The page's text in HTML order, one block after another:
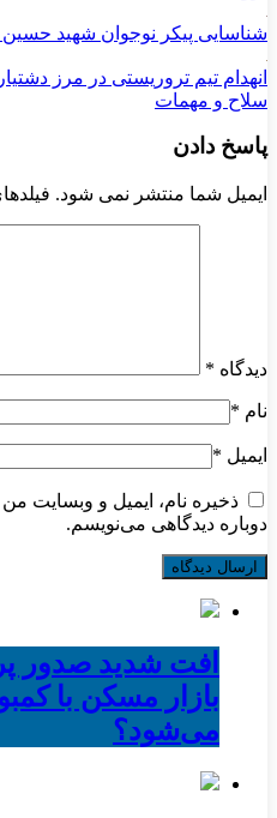
شناسایی پیکر نوجوان شهید حسین
انهدام تیم تروریستی در مرز
سلاح و مهمات
پاسخ دادن
ایمیل شما منتشر نمی شود.
دیدگاه *
نام *
ایمیل *
ذخیره نام، ایمیل و وبسایت
دوباره دیدگاهی می‌نویسم.
افت شدید صدور
بازار مسکن با
می‌شود؟